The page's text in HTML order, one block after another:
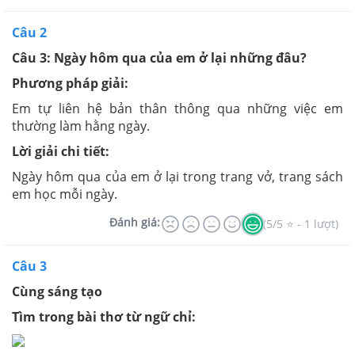
Câu 2
Câu 3: Ngày hôm qua của em ở lại những đâu?
Phương pháp giải:
Em tự liên hệ bản thân thông qua những việc em
thường làm hằng ngày.
Lời giải chi tiết:
Ngày hôm qua của em ở lại trong trang vở, trang sách
em học mỗi ngày.
Đánh giá: (5/5 ⭐ - 1 lượt)
Câu 3
Cùng sáng tạo
Tìm trong bài thơ từ ngữ chỉ: